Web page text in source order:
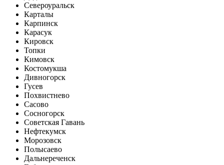
Североуральск
Карталы
Карпинск
Карасук
Кировск
Топки
Кимовск
Костомукша
Дивногорск
Гусев
Похвистнево
Сасово
Сосногорск
Советская Гавань
Нефтекумск
Морозовск
Полысаево
Дальнереченск